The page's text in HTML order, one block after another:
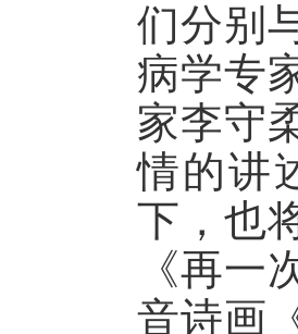
们分别
病学专
家李守
情的讲
下，也
《再
音诗画